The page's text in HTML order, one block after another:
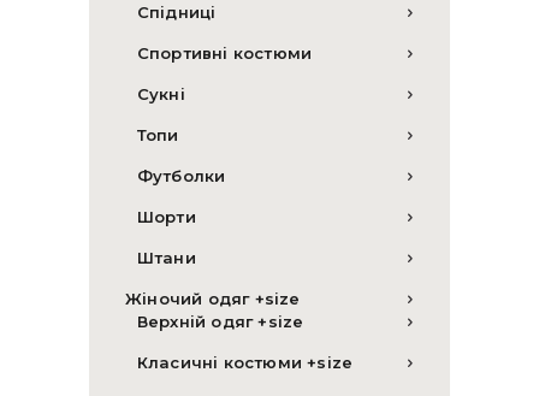
Спідниці
Спортивні костюми
Сукні
Топи
Футболки
Шорти
Штани
Жіночий одяг +size
Верхній одяг +size
Класичні костюми +size